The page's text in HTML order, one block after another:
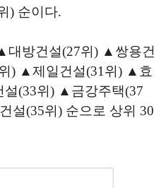
) 순이다.
방건설(27위) ▲쌍용건
) ▲제일건설(31위) ▲효
(33위) ▲금강주택(37
설(35위) 순으로 상위 30